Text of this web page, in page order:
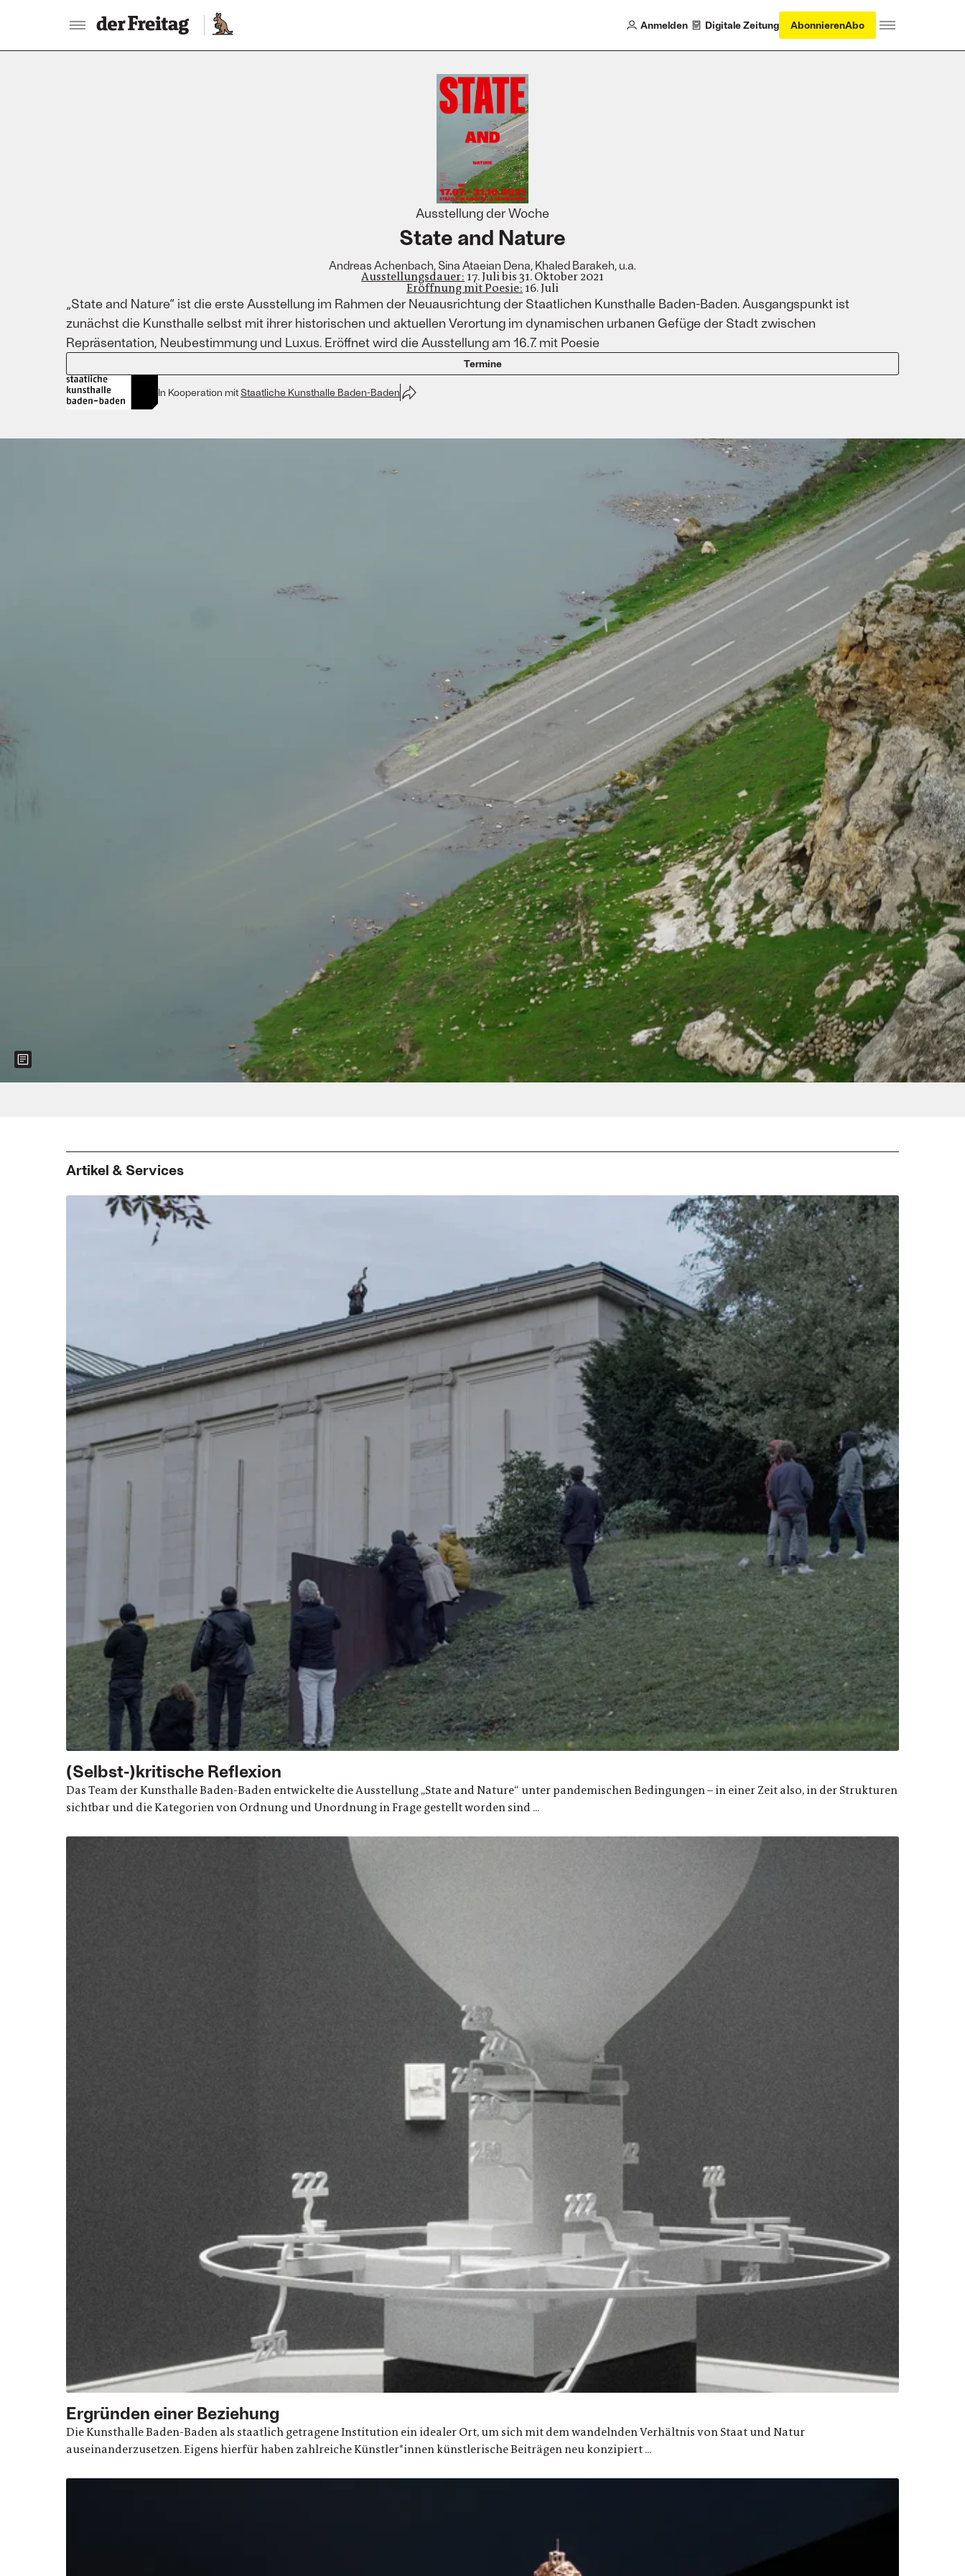
Anmelden Digitale Zeitung AbonnierenAbo
Ausstellung der Woche
State and Nature
Andreas Achenbach, Sina Ataeian Dena, Khaled Barakeh, u.a.
Ausstellungsdauer: 17. Juli bis 31. Oktober 2021
Eröffnung mit Poesie: 16. Juli
„State and Nature“ ist die erste Ausstellung im Rahmen der Neuausrichtung der Staatlichen Kunsthalle Baden-Baden. Ausgangspunkt ist
zunächst die Kunsthalle selbst mit ihrer historischen und aktuellen Verortung im dynamischen urbanen Gefüge der Stadt zwischen
Repräsentation, Neubestimmung und Luxus. Eröffnet wird die Ausstellung am 16.7. mit Poesie
Termine
In Kooperation mit Staatliche Kunsthalle Baden-Baden
Show more information about the image
Artikel & Services
(Selbst-)kritische Reflexion
Das Team der Kunsthalle Baden-Baden entwickelte die Ausstellung „State and Nature“ unter pandemischen Bedingungen – in einer Zeit also, in der Strukturen
sichtbar und die Kategorien von Ordnung und Unordnung in Frage gestellt worden sind ...
Ergründen einer Beziehung
Die Kunsthalle Baden-Baden als staatlich getragene Institution ein idealer Ort, um sich mit dem wandelnden Verhältnis von Staat und Natur
auseinanderzusetzen. Eigens hierfür haben zahlreiche Künstler*innen künstlerische Beiträgen neu konzipiert ...